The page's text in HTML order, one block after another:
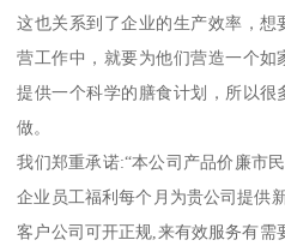
这也关系到了企业的生产效率，
营工作中，就要为他们营造一个
提供一个科学的膳食计划，所以
做。
我们郑重承诺:“本公司产品价廉市
企业员工福利每个月为贵公司提供
客户公司可开正规,来有效服务有